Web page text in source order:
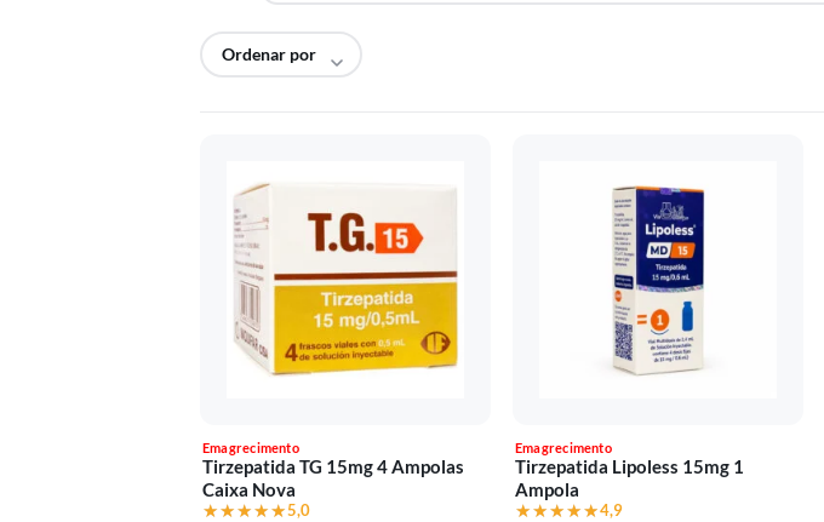
Emagrecimento
Tirzepatida TG 15mg 4 Ampolas
Caixa Nova
★★★★★
★★★★★5,0
Emagrecimento
Tirzepatida Lipoless 15mg 1
Ampola
★★★★★
★★★★★4,9